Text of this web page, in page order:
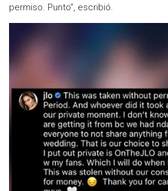
permiso. Punto”, escribió.